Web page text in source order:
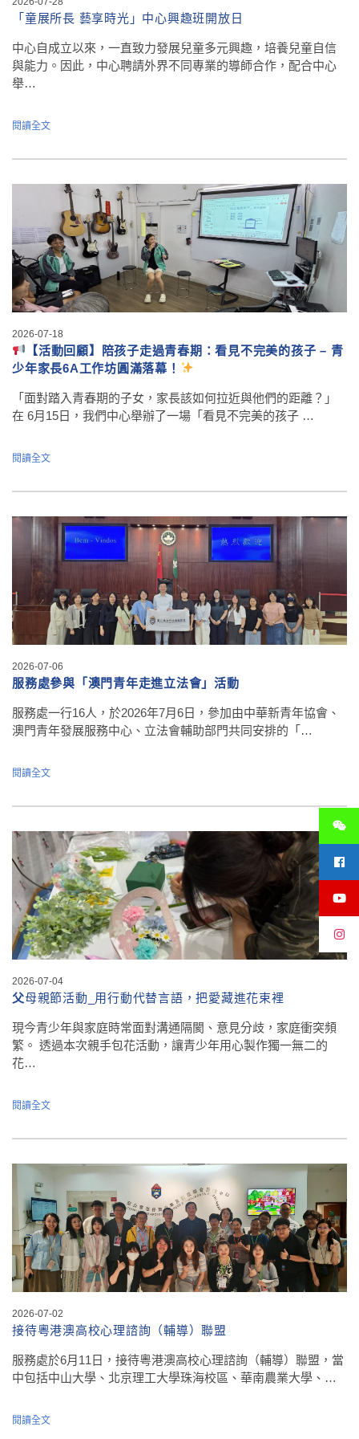
「童展所長 藝享時光」中心興趣班開放日
中心自成立以來，一直致力發展兒童多元興趣，培養兒童自信
與能力。因此，中心聘請外界不同專業的導師合作，配合中心
舉…
閱讀全文
2026-07-18
【活動回顧】陪孩子走過青春期：看見不完美的孩子 – 青
少年家長6A工作坊圓滿落幕！
「面對踏入青春期的子女，家長該如何拉近與他們的距離？」
在 6月15日，我們中心舉辦了一場「看見不完美的孩子 …
閱讀全文
2026-07-06
服務處參與「澳門青年走進立法會」活動
服務處一行16人，於2026年7月6日，參加由中華新青年協會、
澳門青年發展服務中心、立法會輔助部門共同安排的「…
閱讀全文
2026-07-04
父母親節活動_用行動代替言語，把愛藏進花束裡
現今青少年與家庭時常面對溝通隔閡、意見分歧，家庭衝突頻
繁。 透過本次親手包花活動，讓青少年用心製作獨一無二的
花…
閱讀全文
2026-07-02
接待粵港澳高校心理諮詢（輔導）聯盟
服務處於6月11日，接待粵港澳高校心理諮詢（輔導）聯盟，當
中包括中山大學、北京理工大學珠海校區、華南農業大學、…
閱讀全文